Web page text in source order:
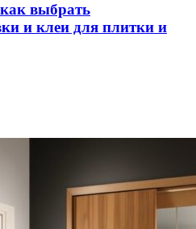
выбрать
и клеи для плитки и